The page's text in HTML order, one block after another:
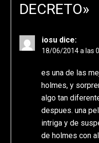
DECRETO»
iosu dice:
18/06/2014 a las
es una de las
holmes, y
algo tan
despues. una
intriga y de
de holmes con